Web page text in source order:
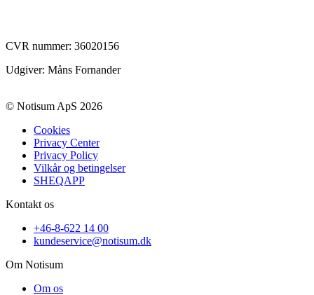
CVR nummer: 36020156
Udgiver: Måns Fornander
© Notisum ApS 2026
Cookies
Privacy Center
Privacy Policy
Vilkår og betingelser
SHEQAPP
Kontakt os
+46-8-622 14 00
kundeservice@notisum.dk
Om Notisum
Om os